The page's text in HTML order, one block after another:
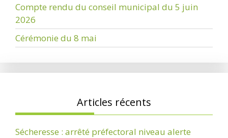
Compte rendu du conseil municipal du 5 juin
2026
Cérémonie du 8 mai
Articles récents
Sécheresse : arrêté préfectoral niveau alerte